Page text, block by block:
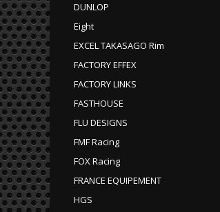
DUNLOP
Eight
EXCEL TAKASAGO Rim
FACTORY EFFEX
FACTORY LINKS
FASTHOUSE
FLU DESIGNS
FMF Racing
FOX Racing
FRANCE EQUIPEMENT
HGS